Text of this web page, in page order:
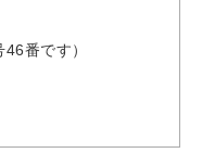
46番です）